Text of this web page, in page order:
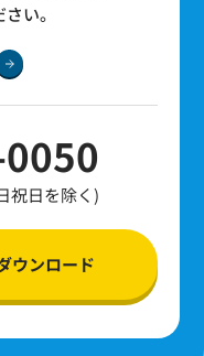
い。
祝日を除く)
ウンロード